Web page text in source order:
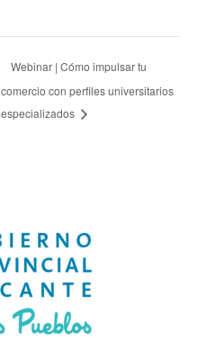
Webinar | Cómo impulsar tu
comercio con perfiles universitarios
especializados